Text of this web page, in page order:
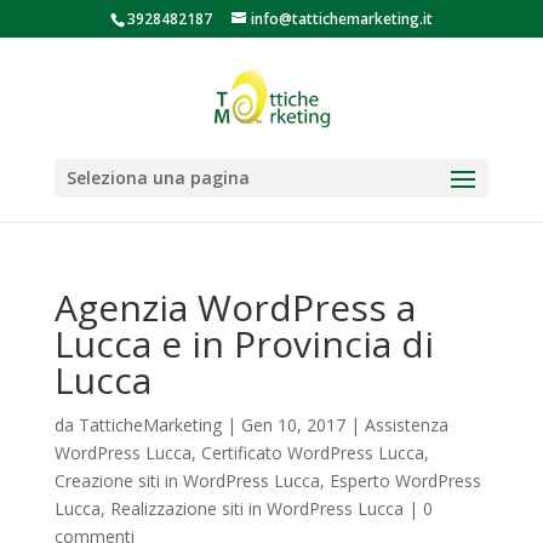
3928482187 info@tattichemarketing.it
Seleziona una pagina
Agenzia WordPress a
Lucca e in Provincia di
Lucca
da TatticheMarketing| Gen 10, 2017| Assistenza
WordPress Lucca, Certificato WordPress Lucca,
Creazione siti in WordPress Lucca, Esperto WordPress
Lucca, Realizzazione siti in WordPress Lucca | 0
commenti